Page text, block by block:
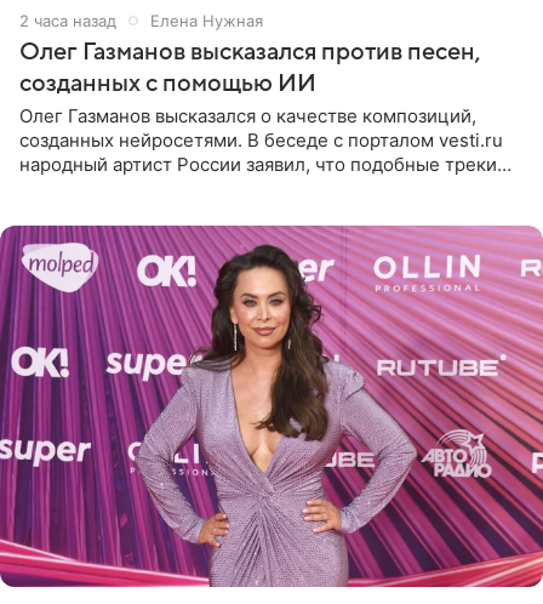
2 часа назад Елена Нужная
Олег Газманов высказался против песен,
созданных с помощью ИИ
Олег Газманов высказался о качестве композиций,
созданных нейросетями. В беседе с порталом vesti.ru
народный артист России заявил, что подобные треки